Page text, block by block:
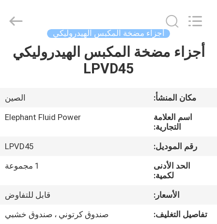
منزل،
منتجات
معلومات
المعمل
Co.,Ltd.
Reserved.
أجزاء مضخة المكبس الهيدروليكي
أجزاء مضخة المكبس الهيدروليكي
LPVD45
مكان المنشأ:
الصين
اسم العلامة
التجارية:
Elephant Fluid Power
رقم الموديل:
LPVD45
الحد الأدنى
لكمية:
1 مجموعة
الأسعار:
قابل للتفاوض
تفاصيل التغليف:
صندوق كرتوني ، صندوق خشبي